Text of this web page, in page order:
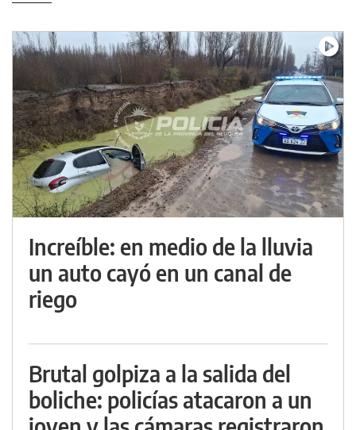
Increíble: en medio de la lluvia
un auto cayó en un canal de
riego
Brutal golpiza a la salida del
boliche: policías atacaron a un